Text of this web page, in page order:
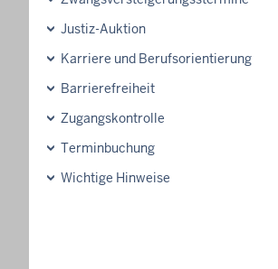
Justiz-Auktion
Karriere und Berufsorientierung
Barrierefreiheit
Zugangskontrolle
Terminbuchung
Wichtige Hinweise